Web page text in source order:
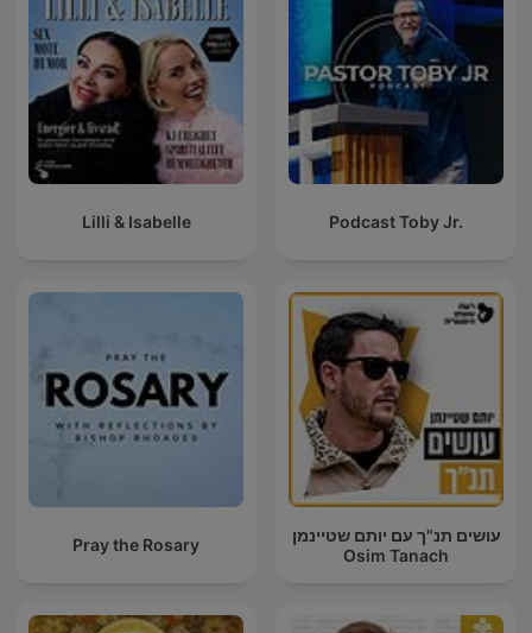
Lilli & Isabelle Podcast Toby Jr.
Pray the Rosary
עושים תנ"ך עם יותם שטיינמן
Osim Tanach